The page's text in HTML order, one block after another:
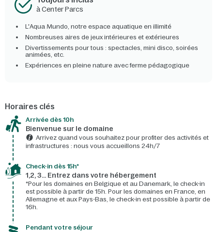
à Center Parcs
L'Aqua Mundo, notre espace aquatique en illimité
Nombreuses aires de jeux intérieures et extérieures
Divertissements pour tous : spectacles, mini disco, soirées
animées, etc.
Expériences en pleine nature avec ferme pédagogique
Horaires clés
Arrivée dès 10h​
Bienvenue sur le domaine​
Arrivez quand vous souhaitez pour profiter des activités et
infrastructures : nous vous accueillons 24h/7​
Check-in dès 15h*​
1,2, 3… Entrez dans votre hébergement
*Pour les domaines en Belgique et au Danemark, le check-in
est possible à partir de 15h. Pour les domaines en France, en
Allemagne et aux Pays-Bas, le check-in est possible à partir de
16h.
Pendant votre séjour